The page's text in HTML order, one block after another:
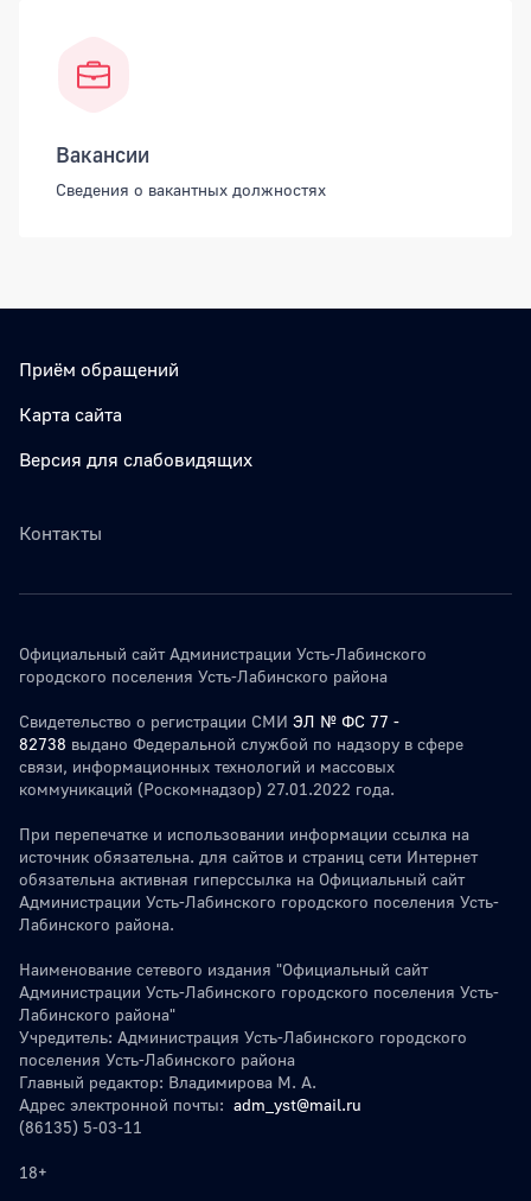
Вакансии
Сведения о вакантных должностях
Приём обращений
Карта сайта
Версия для слабовидящих
Контакты
Официальный сайт Администрации Усть-Лабинского
городского поселения Усть-Лабинского района
Свидетельство о регистрации СМИ ЭЛ № ФС 77 -
82738 выдано Федеральной службой по надзору в сфере
связи, информационных технологий и массовых
коммуникаций (Роскомнадзор) 27.01.2022 года.
При перепечатке и использовании информации ссылка на
источник обязательна. для сайтов и страниц сети Интернет
обязательна активная гиперссылка на Официальный сайт
Администрации Усть-Лабинского городского поселения Усть-
Лабинского района.
Наименование сетевого издания "Официальный сайт
Администрации Усть-Лабинского городского поселения Усть-
Лабинского района"
Учредитель: Администрация Усть-Лабинского городского
поселения Усть-Лабинского района
Главный редактор: Владимирова М. А.
Адрес электронной почты: adm_yst@mail.ru
(86135) 5-03-11
18+